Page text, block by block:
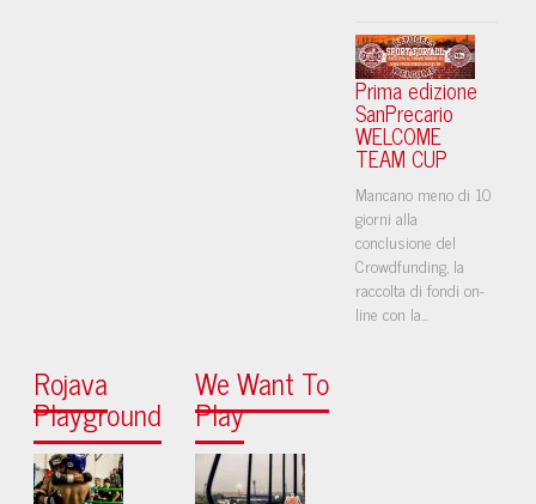
Prima edizione
SanPrecario
WELCOME
TEAM CUP
Mancano meno di 10
giorni alla
conclusione del
Crowdfunding, la
raccolta di fondi on-
line con la...
Rojava
Playground
We Want To
Play